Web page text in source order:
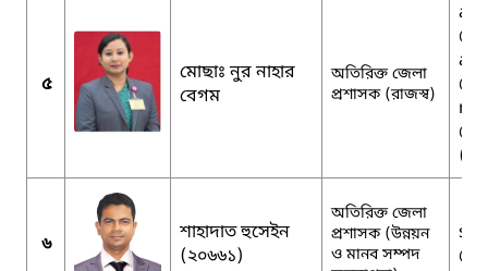
৫
মোছাঃ নুর নাহার
বেগম
অতিরিক্ত জেলা
প্রশাসক (রাজস্ব)
৬
শাহাদাত হুসেইন
(২০৬৬১)
অতিরিক্ত জেলা
প্রশাসক (উন্নয়ন
ও মানব সম্পদ